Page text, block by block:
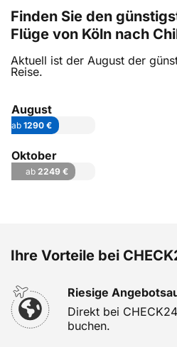
Finden Sie den
Flüge von Köln nach
Aktuell ist der August der
Reise.
August
ab 1290 €
Oktober
ab 2249 €
Ihre Vorteile bei
Riesige
Direkt bei
buchen.